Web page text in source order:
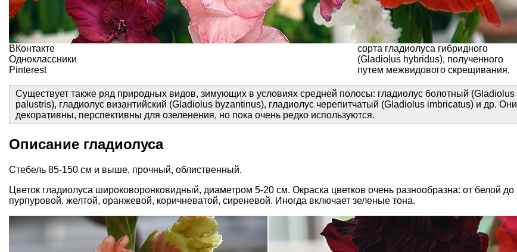
ВКонтакте
Одноклассники
Pinterest
сорта гладиолуса гибридного
(Gladiolus hybridus), полученного
путем межвидового скрещивания.
Существует также ряд природных видов, зимующих в условиях средней полосы: гладиолус болотный (Gladiolus
palustris), гладиолус византийский (Gladiolus byzantinus), гладиолус черепитчатый (Gladiolus imbricatus) и др. Они
декоративны, перспективны для озеленения, но пока очень редко используются.
Описание гладиолуса
Стебель 85-150 см и выше, прочный, облиственный.
Цветок гладиолуса широковоронковидный, диаметром 5-20 см. Окраска цветков очень разнообразна: от белой до
пурпуровой, желтой, оранжевой, коричневатой, сиреневой. Иногда включает зеленые тона.